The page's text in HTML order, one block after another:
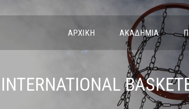
ΑΡΧΙΚΉ ΑΚΑΔΗΜΊΑ